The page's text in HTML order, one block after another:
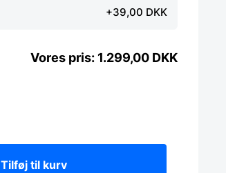
+39,00 DKK
1.299,00 DKK
Tilføj til kurv